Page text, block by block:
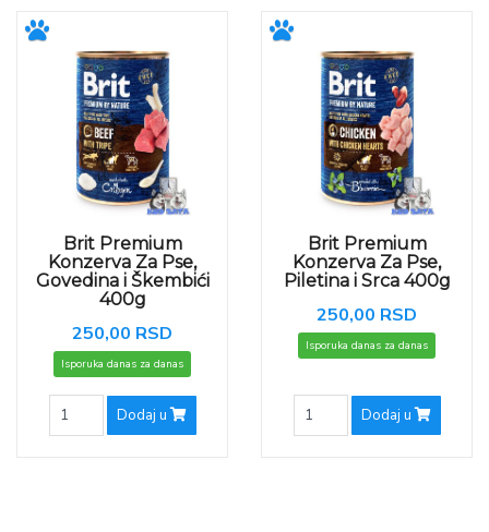
Brit Premium
Konzerva Za Pse,
Govedina i Škembići
400g
250,00 RSD
Isporuka danas za danas
Dodaj u
Brit Premium
Konzerva Za Pse,
Piletina i Srca 400g
250,00 RSD
Isporuka danas za danas
Dodaj u